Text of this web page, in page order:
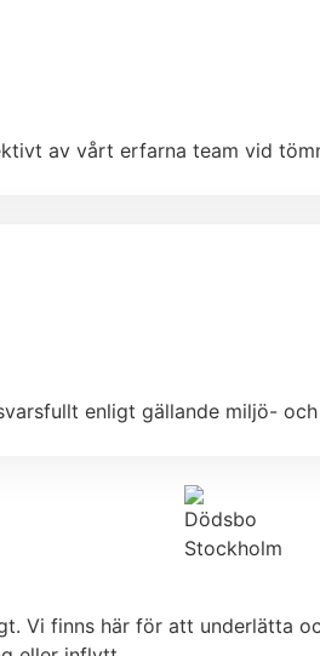
av vårt erfarna team vid
enligt gällande miljö-
Vi finns här för att underlätta